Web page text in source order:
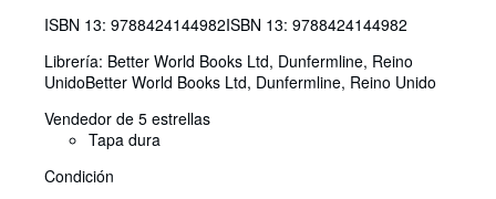
ISBN 13: 9788424144982ISBN 13: 9788424144982
Librería: Better World Books Ltd, Dunfermline, Reino
UnidoBetter World Books Ltd, Dunfermline, Reino Unido
Vendedor de 5 estrellas
Tapa dura
Condición